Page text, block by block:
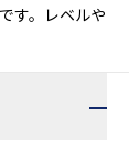
す。レベルや